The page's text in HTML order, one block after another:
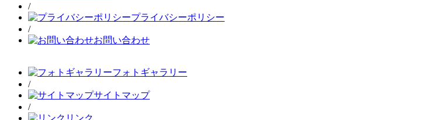
/
プライバシーポリシー
/
お問い合わせ
フォトギャラリー
/
サイトマップ
/
リンク